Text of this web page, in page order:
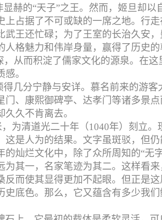
赫的“天子”之王。然而，姬旦却以
占据了不可或缺的一席之地。行
王还忙碌；为了王室的长治久安
格魅力和伟岸身量，赢得了历史
从而积淀了儒家文化的源泉。在这
。
几分宁静与安详。慕名前来的游客
、康熙御碑亭、达孝门等诸多景
久不肯离去。
为清道光二十年（1040年）刻立。
是人为的结果。文字虽斑驳，但
灿烂文化中，除了众所周知的“无
其一，名家笔迹为其二。这样看
而使其显得更加不起眼。但正是
底色。那么，它又蕴含有多少我